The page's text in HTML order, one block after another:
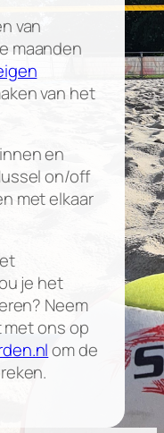
van
maanden
van het
en
on/off
met elkaar
je het
Neem
ons op
om de